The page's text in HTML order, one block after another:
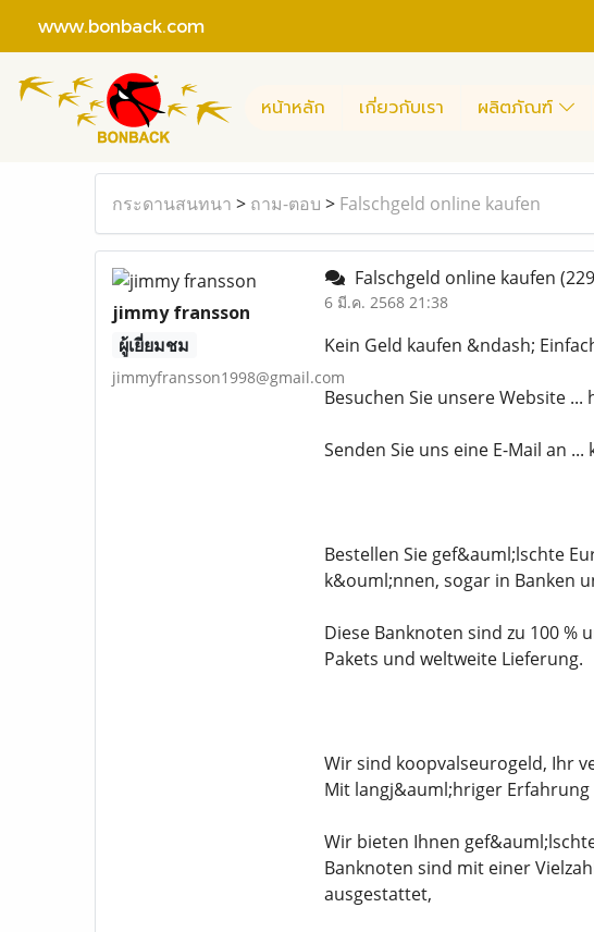
www.bonback.com
หน้าหลัก เกี่ยวกับเรา ผลิตภัณฑ์
กระดานสนทนา > ถาม-ตอบ > Falschgeld online kaufen
jimmy fransson
ผู้เยี่ยมชม
jimmyfransson1998@gmail.com
Falschgeld online kaufen
6 มี.ค. 2568 21:38
Kein Geld kaufen &ndash;
Besuchen Sie unsere Website
Senden Sie uns eine E-Mail an
Bestellen Sie gef&auml;lschte
k&ouml;nnen, sogar in Banken
Diese Banknoten sind zu 100 %
Pakets und weltweite Lieferung.
Wir sind koopvalseurogeld, Ihr
Mit langj&auml;hriger Erfahrung
Wir bieten Ihnen
Banknoten sind mit einer
ausgestattet,